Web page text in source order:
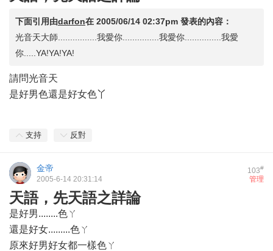
下面引用由darfon在 2005/06/14 02:37pm 發表的內容：
光音天大師................我愛你...............我愛你...............我愛
你.....YA!YA!YA!
請問光音天
是好男色還是好女色丫
支持 反對
103#
金帝
管理
2005-6-14 20:31:14
天語，先天語之詳論
是好男........色ㄚ
還是好女.........色ㄚ
原來好男好女都一樣色ㄚ